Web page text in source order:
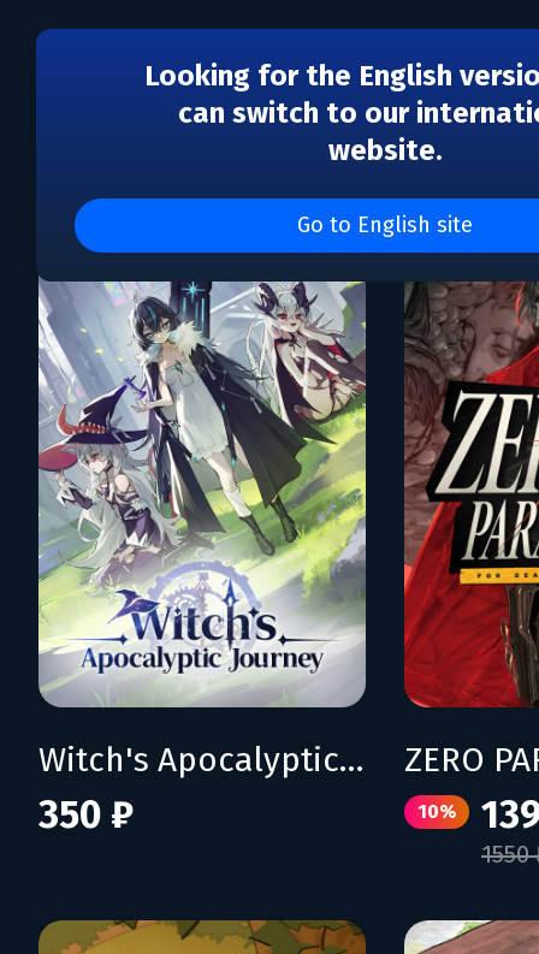
Looking for the English
can switch to our
website.
Go to English site
Каталог игр Drakkar Dev
Witch's Apocalyptic Journey
350 ₽ 10%
1550